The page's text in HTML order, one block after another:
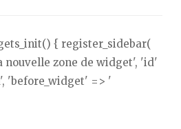
{ register_sidebar(
zone de widget', 'id'
'before_widget' => '